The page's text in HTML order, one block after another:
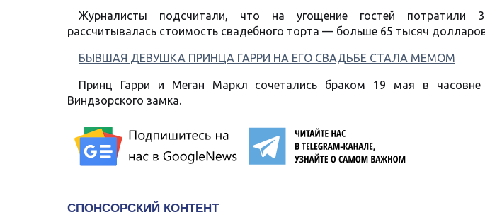
Журналисты подсчитали, что на угощение гостей потратили
рассчитывалась стоимость свадебного торта — больше 65 тысяч
БЫВШАЯ ДЕВУШКА ПРИНЦА ГАРРИ НА ЕГО СВАДЬБЕ СТАЛА МЕМОМ
Принц Гарри и Меган Маркл сочетались браком 19 мая в часовне
Виндзорского замка.